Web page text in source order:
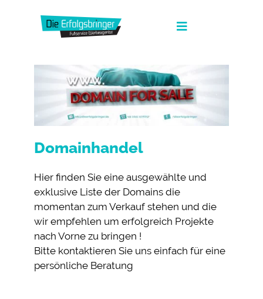
Toggle
Die Erfolgsbringer
FAQ
Werbeagentur Jobs
Suche
nach:
Fullservice Marketing in Deiner Sprache
Domainhandel
Hier finden Sie eine ausgewählte und
exklusive Liste der Domains die
momentan zum Verkauf stehen und die
wir empfehlen um erfolgreich Projekte
nach Vorne zu bringen !
Bitte kontaktieren Sie uns einfach für eine
persönliche Beratung